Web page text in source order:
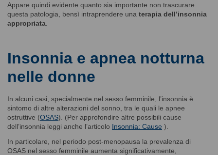
Appare quindi evidente quanto sia importante non trascurare
questa patologia, bensì intraprendere una terapia dell’insonnia
appropriata
Insonnia e apnea notturna
nelle donne
In alcuni casi, specialmente nel sesso femminile, l’insonnia è
sintomo di altre alterazioni del sonno, tra le quali le apnee
ostruttive (OSAS). (Per approfondire altre possibili cause
dell’insonnia leggi anche l’articolo Insonnia: Cause ).
In particolare, nel periodo post-menopausa la prevalenza di
OSAS nel sesso femminile aumenta significativamente,